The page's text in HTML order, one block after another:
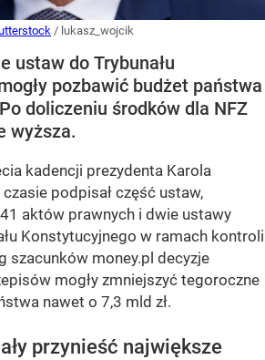
/ lukasz_wojcik
ustaw do Trybunału
pozbawić budżet państwa
doliczeniu środków dla NFZ
wyższa.
kadencji prezydenta Karola
podpisał część ustaw,
aktów prawnych i dwie ustawy
Konstytucyjnego w ramach kontroli
szacunków money.pl decyzje
mogły zmniejszyć tegoroczne
nawet o 7,3 mld zł.
przynieść największe